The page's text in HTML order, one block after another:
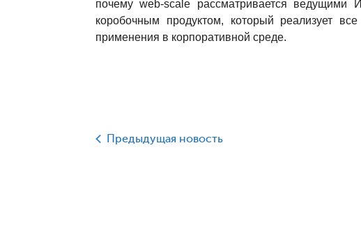
почему web-scale рассматривается
коробочным продуктом, который реализует
применения в корпоративной среде.
Предыдущая новость